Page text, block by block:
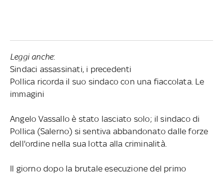
Leggi anche:
Sindaci assassinati, i precedenti
Pollica ricorda il suo sindaco con una fiaccolata. Le
immagini
Angelo Vassallo è stato lasciato solo; il sindaco di
Pollica (Salerno) si sentiva abbandonato dalle forze
dell'ordine nella sua lotta alla criminalità.
Il giorno dopo la brutale esecuzione del primo